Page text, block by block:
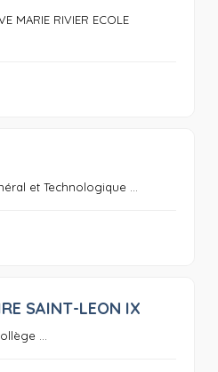
MARIE RIVIER ECOLE
et Technologique ...
0
SAINT-LEON IX
...